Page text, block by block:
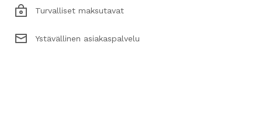
Turvalliset maksutavat
Ystävällinen asiakaspalvelu